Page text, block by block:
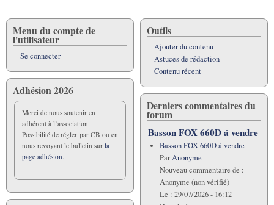
Menu du compte de
l'utilisateur
Se connecter
Adhésion 2026
Merci de nous soutenir en
adhérent à l’association.
Possibilité de régler par CB ou en
nous revoyant le bulletin sur la
page adhésion.
Outils
Ajouter du contenu
Astuces de rédaction
Contenu récent
Derniers commentaires du
forum
Basson FOX 660D á vendre
Basson FOX 660D á vendre
ParAnonyme
Nouveau commentaire de :
Anonyme (non vérifié)
Le : 29/07/2026 - 16:12